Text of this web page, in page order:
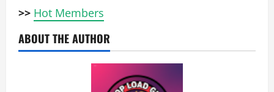
>> Hot Members
ABOUT THE AUTHOR